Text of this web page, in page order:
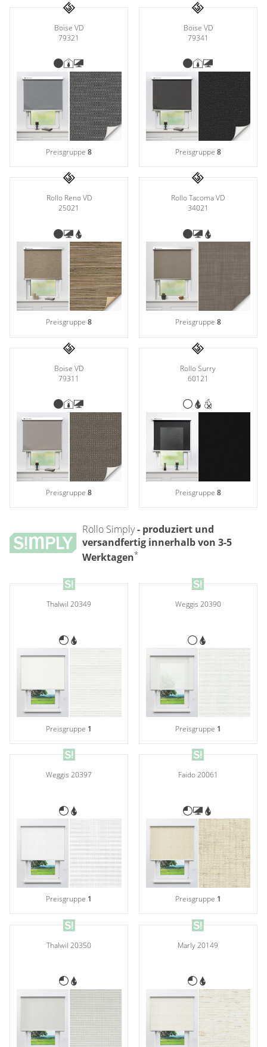
Boise VD
79321
Preisgruppe8
Boise VD
79341
Preisgruppe 8
Rollo Reno VD
25021
Preisgruppe8
Rollo Tacoma VD
34021
Preisgruppe 8
Boise VD
79311
Preisgruppe8
Rollo Surry
60121
Preisgruppe 8
Rollo Simply- produziert und
versandfertig innerhalb von 3-5
Werktagen*
Thalwil 20349
Preisgruppe 1
Weggis 20390
Preisgruppe 1
Weggis 20397
Preisgruppe 1
Faido 20061
Preisgruppe 1
Thalwil 20350 Marly 20149